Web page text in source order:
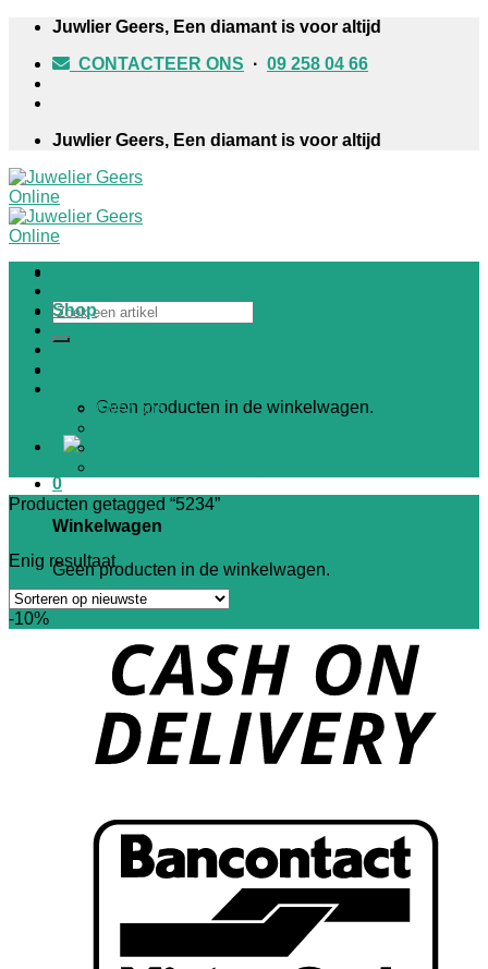
Skip
content
Juwlier Geers, Een diamant is voor altijd
CONTACTEER ONS · 09 258 04 66
Juwlier Geers, Een diamant is voor altijd
Zoeken
naar:
Geen producten in de winkelwagen.
0
Winkelwagen
Geen producten in de winkelwagen.
Shop
HORLOGES
Over ons
Producten getagged “5234”
Enig resultaat
-10%